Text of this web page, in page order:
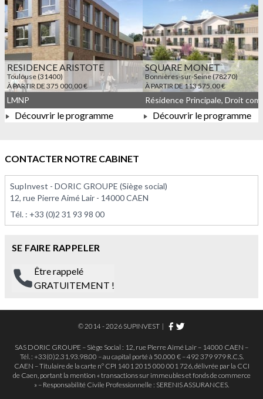
RESIDENCE ARISTOTE
Toulouse (31400)
À PARTIR DE 375 000,00 €
À PARTIR DE 375 000,00 €
LMNP
Découvrir le programme
SQUARE MONET
Bonnières-sur-Seine (78270)
À PARTIR DE 113 575,00 €
Découvrir le programme
CONTACTER NOTRE CABINET
SupInvest - DORIC GROUPE (Siège social)
12, rue Pierre Aimé Lair - 14000 CAEN
Tél. : +33 (0)2 31 93 98 00
SE FAIRE RAPPELER
Être rappelé
GRATUITEMENT !
© 2014 - 2026 SUPINVEST |
SAS DORIC GROUPE – Siège Social : 12, rue Pierre Aimé Lair – 14000 CAEN –
Tél. : +33(0)2.31.93.98.00 – au capital porté à 50.000 € – 492 379 979 R.C.S.
CAEN – Titulaire de la carte n° CPI 1401 2015 000 001 726, délivrée par la CCI
de Caen, portant la mention « transactions sur immeubles et fonds de commerce
» – Responsabilité Civile Professionnelle : SERENIS ASSURANCES.